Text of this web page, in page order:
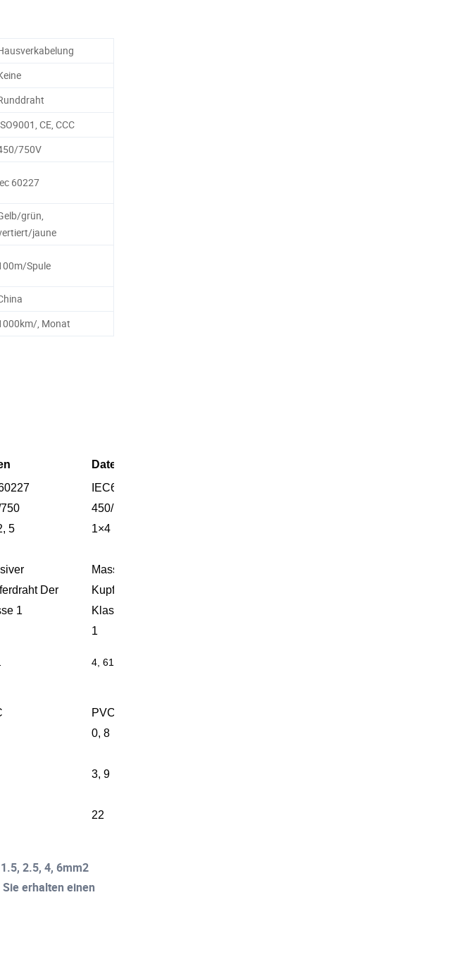
CE, CCC
750V
60227
grün,
jaune
Spule
, Monat
Daten
IEC60227
450/750
5 1×4
Der
1
Massiver
Kupferdraht Der
Klasse 1
1
4, 61
PVC
0, 8
3, 9
22
2.5, 4, 6mm2
erhalten einen